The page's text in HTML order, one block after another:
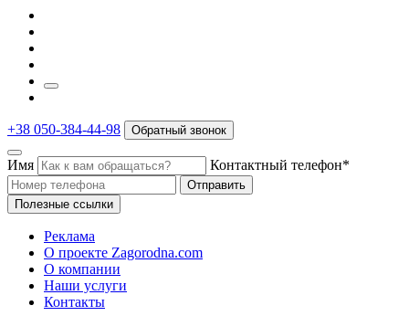
+38 050-384-44-98 Обратный звонок
Имя Контактный телефон*
Отправить
Полезные ссылки
Реклама
О проекте Zagorodna.com
О компании
Наши услуги
Контакты